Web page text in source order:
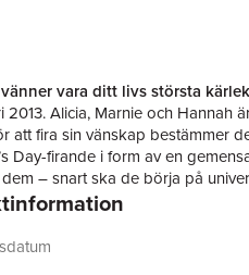
vara ditt livs största
2013. Alicia, Marnie och Hannah
att fira sin vänskap bestämmer
Day-firande i form av en
– snart ska de börja på
de lovar varandra att fira sin
2026. Tretton år senare är det
Trions vänskap har